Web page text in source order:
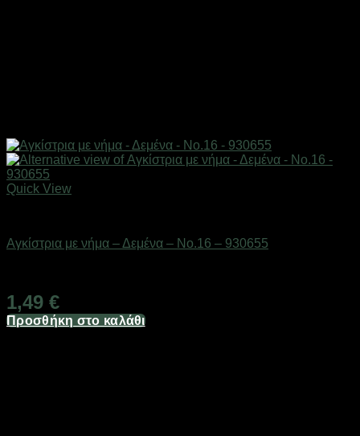
Quick View
Αγκίστρια με νήμα – Δεμένα – No.16 – 930655
1,49 €
Προσθήκη στο καλάθι